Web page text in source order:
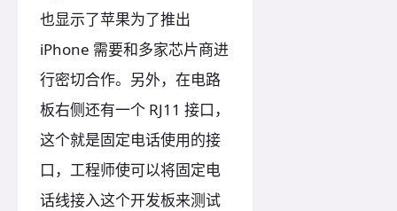
也显示了苹果为了推出
iPhone 需要和多家芯片商进
行密切合作。另外，在电路
板右侧还有一个 RJ11 接口，
这个就是固定电话使用的接
口，工程师使可以将固定电
话线接入这个开发板来测试